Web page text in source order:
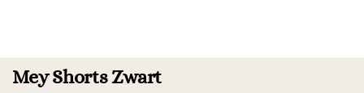
Mey Shorts Zwart